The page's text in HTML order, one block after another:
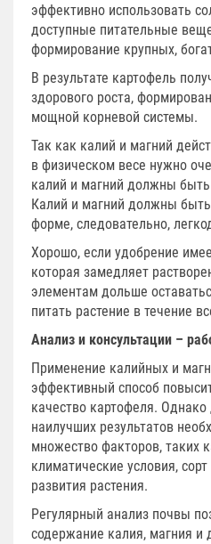
эффективно использовать
доступные питательные
формирование крупных,
В результате картофель
здорового роста,
мощной корневой системы.
Так как калий и магний
в физическом весе нужно
калий и магний должны
Калий и магний должны
форме, следовательно,
Хорошо, если удобрение
которая замедляет
элементам дольше
питать растение в течение
Анализ и консультации –
Применение калийных и
эффективный способ
качество картофеля.
наилучших результатов
множество факторов, таких
климатические условия,
развития растения.
Регулярный анализ почвы
содержание калия, магния и